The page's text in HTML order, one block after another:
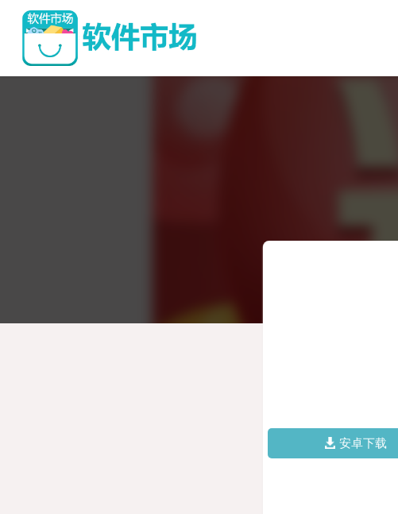
安卓下载